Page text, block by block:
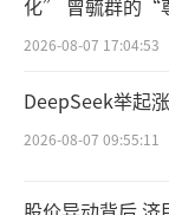
酒水行
态发酵白酒
食品工业协
企使用，有
标的一定是
化” 曾毓群的“
2026-08-07 17:04:53
DeepSeek举起
2026-08-07 09:55:11